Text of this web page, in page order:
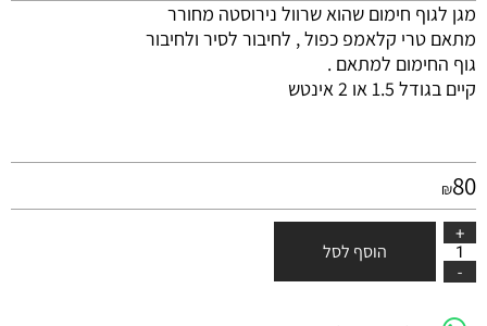
מגן לגוף חימום שהוא שרוול נירוסטה מחורר
מתאם טרי קלאמפ כפול , לחיבור לסיר ולחיבור
גוף החימום למתאם .
קיים בגודל 1.5 או 2 אינטש
₪80
הוסף לסל